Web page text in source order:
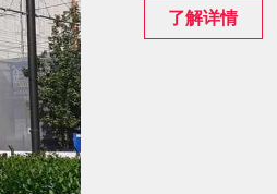
了解详情